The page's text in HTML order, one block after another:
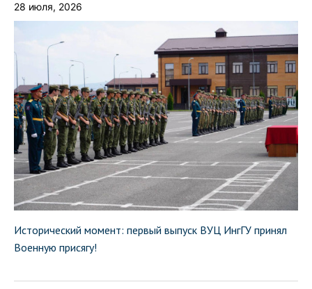
28 июля, 2026
Исторический момент: первый выпуск ВУЦ ИнгГУ принял
Военную присягу!